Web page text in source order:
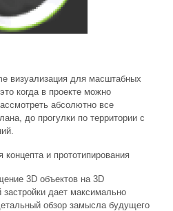
визуализация для масштабных
когда в проекте можно
абсолютно все
до прогулки по территории с
и прототипирования
3D объектов на 3D
дает максимально
обзор замысла будущего